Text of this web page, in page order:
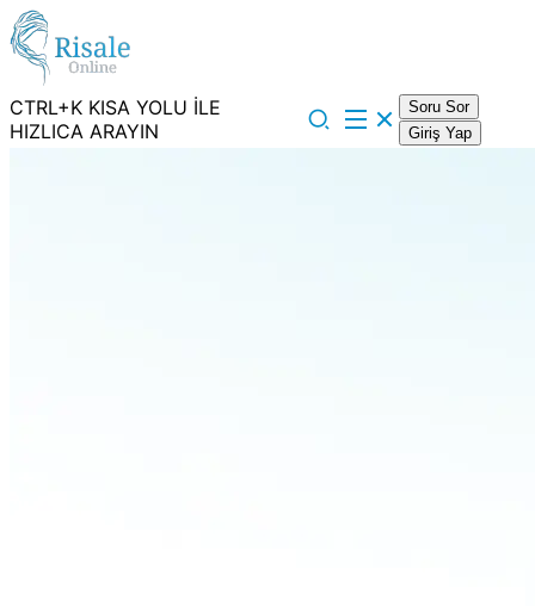
CTRL+K KISA YOLU İLE
HIZLICA ARAYIN
Soru Sor
Giriş Yap